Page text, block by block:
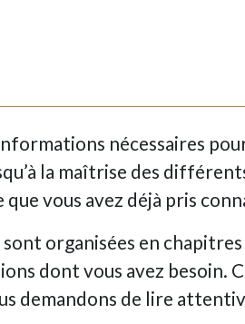
nécessaires
la maîtrise des
vous avez déjà pris
organisées en
dont vous avez besoin.
demandons de lire